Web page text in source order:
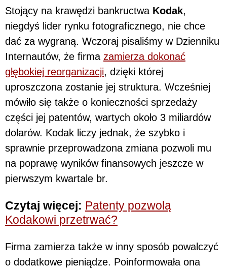
Stojący na krawędzi bankructwa Kodak,
niegdyś lider rynku fotograficznego, nie chce
dać za wygraną. Wczoraj pisaliśmy w Dzienniku
Internautów, że firma zamierza dokonać
głębokiej reorganizacji, dzięki której
uproszczona zostanie jej struktura. Wcześniej
mówiło się także o konieczności sprzedaży
części jej patentów, wartych około 3 miliardów
dolarów. Kodak liczy jednak, że szybko i
sprawnie przeprowadzona zmiana pozwoli mu
na poprawę wyników finansowych jeszcze w
pierwszym kwartale br.
Czytaj więcej: Patenty pozwolą
Kodakowi przetrwać?
Firma zamierza także w inny sposób powalczyć
o dodatkowe pieniądze. Poinformowała ona